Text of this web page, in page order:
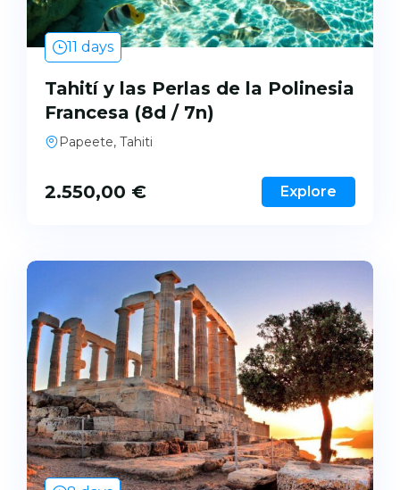
11 days
Tahití y las Perlas de la Polinesia
Francesa (8d / 7n)
Papeete, Tahiti
2.550,00 € Explore